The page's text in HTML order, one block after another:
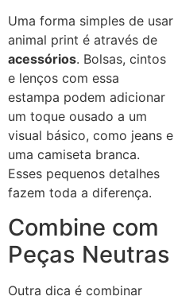
Uma forma simples de usar
animal print é através de
acessórios. Bolsas, cintos
e lenços com essa
estampa podem adicionar
um toque ousado a um
visual básico, como jeans e
uma camiseta branca.
Esses pequenos detalhes
fazem toda a diferença.
Combine com
Peças Neutras
Outra dica é combinar